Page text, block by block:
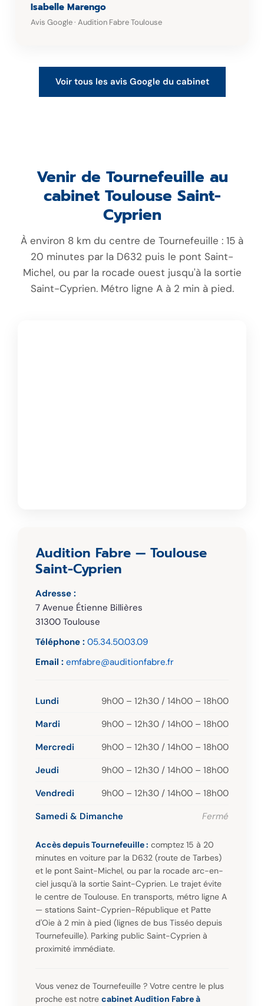
Isabelle Marengo
Avis Google · Audition Fabre Toulouse
Voir tous les avis Google du cabinet
Venir de Tournefeuille au
cabinet Toulouse Saint-
Cyprien
À environ 8 km du centre de Tournefeuille : 15 à
20 minutes par la D632 puis le pont Saint-
Michel, ou par la rocade ouest jusqu'à la sortie
Saint-Cyprien. Métro ligne A à 2 min à pied.
Audition Fabre — Toulouse
Saint-Cyprien
Adresse :
7 Avenue Étienne Billières
31300 Toulouse
Téléphone : 05.34.50.03.09
Email : emfabre@auditionfabre.fr
Lundi
9h00 – 12h30 / 14h00 – 18h00
Mardi
9h00 – 12h30 / 14h00 – 18h00
Mercredi
9h00 – 12h30 / 14h00 – 18h00
Jeudi
9h00 – 12h30 / 14h00 – 18h00
Vendredi
9h00 – 12h30 / 14h00 – 18h00
Samedi & Dimanche
Fermé
Accès depuis Tournefeuille : comptez 15 à 20
minutes en voiture par la D632 (route de Tarbes)
et le pont Saint-Michel, ou par la rocade arc-en-
ciel jusqu'à la sortie Saint-Cyprien. Le trajet évite
le centre de Toulouse. En transports, métro ligne A
— stations Saint-Cyprien-République et Patte
d'Oie à 2 min à pied (lignes de bus Tisséo depuis
Tournefeuille). Parking public Saint-Cyprien à
proximité immédiate.
Vous venez de Tournefeuille ? Votre centre le plus
proche est notre cabinet Audition Fabre à